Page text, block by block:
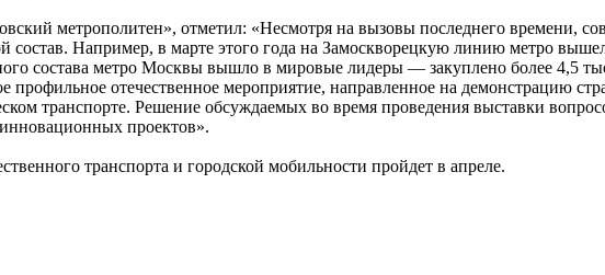
метрополитен», отметил: «Несмотря на вызовы последнего времени,
состав. Например, в марте этого года на Замоскворецкую линию метро
состава метро Москвы вышло в мировые лидеры — закуплено более 4,5
отечественное мероприятие, направленное на демонстрацию
транспорте. Решение обсуждаемых во время проведения выставки
проектов».
транспорта и городской мобильности пройдет в апреле.